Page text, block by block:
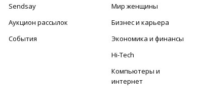
Sendsay
Аукцион рассылок
События
Мир женщины
Бизнес и карьера
Экономика и финансы
Hi-Tech
Компьютеры и
интернет